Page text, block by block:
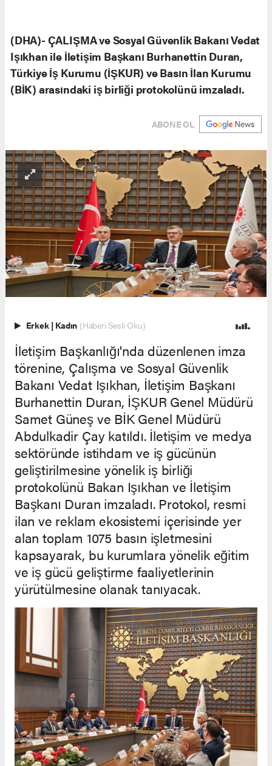
(DHA)- ÇALIŞMA ve Sosyal Güvenlik Bakanı Vedat
Işıkhan ile İletişim Başkanı Burhanettin Duran,
Türkiye İş Kurumu (İŞKUR) ve Basın İlan Kurumu
(BİK) arasındaki iş birliği protokolünü imzaladı.
ABONE OL
Erkek | Kadın (Haberi Sesli Oku)
İletişim Başkanlığı'nda düzenlenen imza
törenine, Çalışma ve Sosyal Güvenlik
Bakanı Vedat Işıkhan, İletişim Başkanı
Burhanettin Duran, İŞKUR Genel Müdürü
Samet Güneş ve BİK Genel Müdürü
Abdulkadir Çay katıldı. İletişim ve medya
sektöründe istihdam ve iş gücünün
geliştirilmesine yönelik iş birliği
protokolünü Bakan Işıkhan ve İletişim
Başkanı Duran imzaladı. Protokol, resmi
ilan ve reklam ekosistemi içerisinde yer
alan toplam 1075 basın işletmesini
kapsayarak, bu kurumlara yönelik eğitim
ve iş gücü geliştirme faaliyetlerinin
yürütülmesine olanak tanıyacak.